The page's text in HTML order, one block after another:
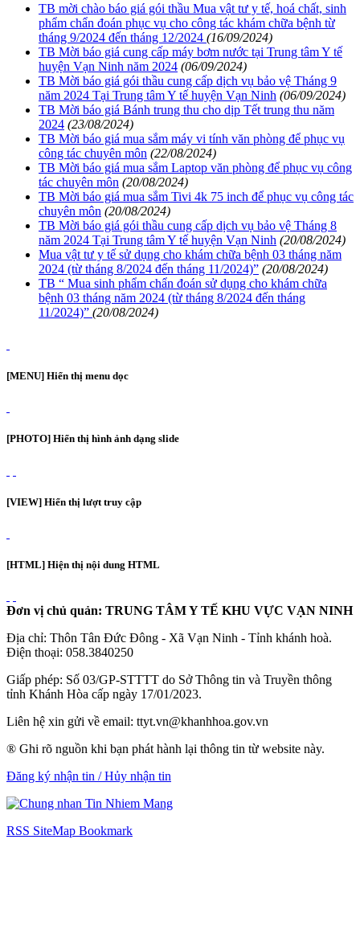
TB mời chào báo giá gói thầu Mua vật tư y tế, hoá chất, sinh
phẩm chẩn đoán phục vụ cho công tác khám chữa bệnh từ
tháng 9/2024 đến tháng 12/2024 (16/09/2024)
TB Mời báo giá cung cấp máy bơm nước tại Trung tâm Y tế
huyện Vạn Ninh năm 2024 (06/09/2024)
TB Mời báo giá gói thầu cung cấp dịch vụ bảo vệ Tháng 9
năm 2024 Tại Trung tâm Y tế huyện Vạn Ninh (06/09/2024)
TB Mời báo giá Bánh trung thu cho dịp Tết trung thu năm
2024 (23/08/2024)
TB Mời báo giá mua sắm máy vi tính văn phòng để phục vụ
công tác chuyên môn (22/08/2024)
TB Mời báo giá mua sắm Laptop văn phòng để phục vụ công
tác chuyên môn (20/08/2024)
TB Mời báo giá mua sắm Tivi 4k 75 inch để phục vụ công tác
chuyên môn (20/08/2024)
TB Mời báo giá gói thầu cung cấp dịch vụ bảo vệ Tháng 8
năm 2024 Tại Trung tâm Y tế huyện Vạn Ninh (20/08/2024)
Mua vật tư y tế sử dụng cho khám chữa bệnh 03 tháng năm
2024 (từ tháng 8/2024 đến tháng 11/2024)” (20/08/2024)
TB “ Mua sinh phẩm chẩn đoán sử dụng cho khám chữa
bệnh 03 tháng năm 2024 (từ tháng 8/2024 đến tháng
11/2024)” (20/08/2024)
[MENU] Hiển thị menu dọc
[PHOTO] Hiển thị hình ảnh dạng slide
[VIEW] Hiển thị lượt truy cập
[HTML] Hiện thị nội dung HTML
Đơn vị chủ quản: TRUNG TÂM Y TẾ KHU VỰC VẠN NINH
Địa chỉ: Thôn Tân Đức Đông - Xã Vạn Ninh - Tỉnh khánh hoà.
Điện thoại: 058.3840250
Giấp phép: Số 03/GP-STTTT do Sở Thông tin và Truyền thông
tỉnh Khánh Hòa cấp ngày 17/01/2023.
Liên hệ xin gửi về email: ttyt.vn@khanhhoa.gov.vn
® Ghi rõ nguồn khi bạn phát hành lại thông tin từ website này.
Đăng ký nhận tin / Hủy nhận tin
RSS SiteMap Bookmark